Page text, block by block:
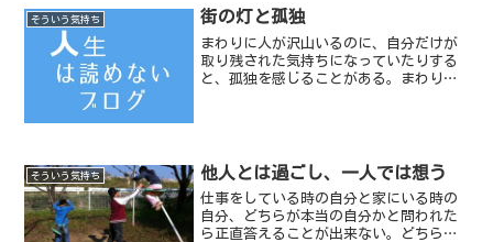
そういう気持ち 街の灯と孤独
まわりに人が沢山いるのに、自分だけが
取り残された気持ちになっていたりする
と、孤独を感じることがある。まわりに
そういう気持ち 他人とは過ごし、一人では想う
仕事をしている時の自分と家にいる時の
自分、どちらが本当の自分かと問われた
ら正直答えることが出来ない。どちらも